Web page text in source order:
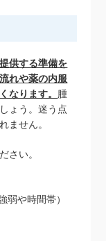
供する準備を
れや薬の内服
なります。 腫
ょう。迷う点
ません。
さい。
弱や時間帯）